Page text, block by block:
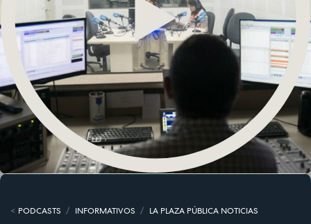
PODCASTS INFORMATIVOS LA PLAZA PÚBLICA NOTICIAS